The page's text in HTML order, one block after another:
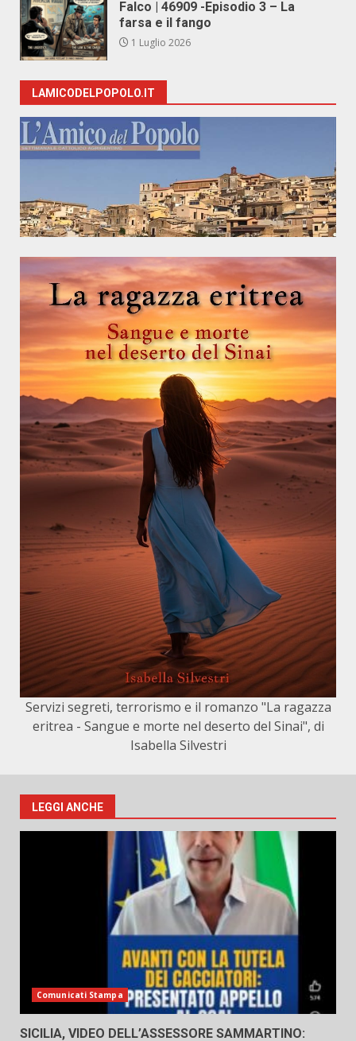
Falco | 46909 -Episodio 3 – La
farsa e il fango
1 Luglio 2026
LAMICODELPOPOLO.IT
Servizi segreti, terrorismo e il romanzo "La ragazza
eritrea - Sangue e morte nel deserto del Sinai", di
Isabella Silvestri
LEGGI ANCHE
Comunicati Stampa
SICILIA, VIDEO DELL’ASSESSORE SAMMARTINO: